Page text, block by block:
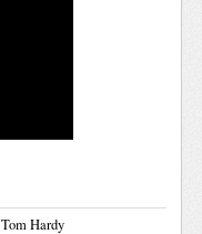
Hardy